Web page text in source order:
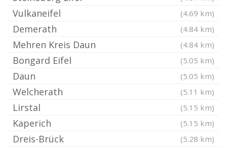
Vulkaneifel (4.69 km)
Demerath (4.84 km)
Mehren Kreis Daun (4.84 km)
Bongard Eifel (5.05 km)
Daun (5.05 km)
Welcherath (5.11 km)
Lirstal (5.15 km)
Kaperich (5.15 km)
Dreis-Brück (5.28 km)